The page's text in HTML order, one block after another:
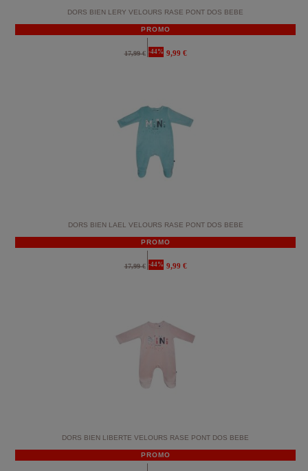
DORS BIEN LERY VELOURS RASE PONT DOS BEBE
PROMO
17,99 € -44% 9,99 €
DORS BIEN LAEL VELOURS RASE PONT DOS BEBE
PROMO
17,99 € -44% 9,99 €
DORS BIEN LIBERTE VELOURS RASE PONT DOS BEBE
PROMO